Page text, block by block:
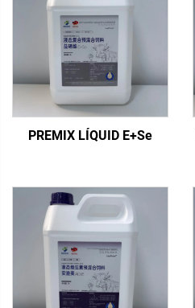
PREMIX LÍQUID E+Se